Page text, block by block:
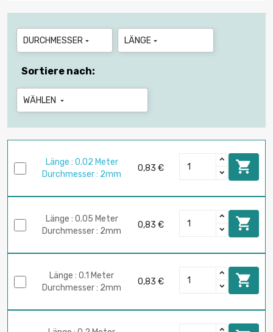
DURCHMESSER  LÄNGE 
Sortiere nach:
WÄHLEN 
Länge : 0.02 Meter
Durchmesser : 2mm
0,83 € 
Länge : 0.05 Meter
Durchmesser : 2mm
0,83 € 
Länge : 0.1 Meter
Durchmesser : 2mm
0,83 € 